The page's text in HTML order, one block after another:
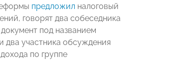
предложил налоговый
говорят два собеседника
под названием
два участника обсуждения
по группе